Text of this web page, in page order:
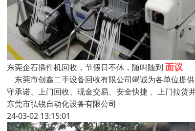
东莞企石插件机回收，节假日不休，随叫随到 面议
东莞市创鑫二手设备回收有限公司竭诚为各单位提
守承诺、上门回收、现金交易、安全快捷 、上门拉货
东莞市弘锐自动化设备有限公司
24-03-02 13:15:01